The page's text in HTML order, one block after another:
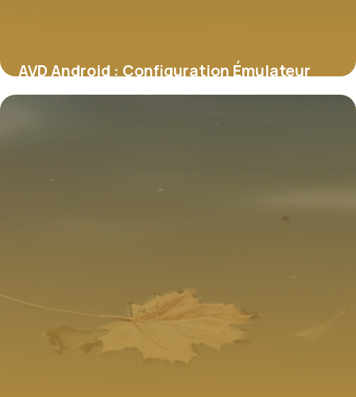
AVD Android : Configuration Émulateur
Guide 2026